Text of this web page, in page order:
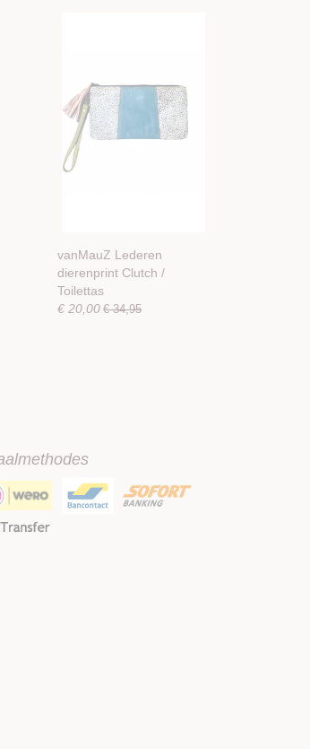
vanMauZ Lederen
dierenprint Clutch /
Toilettas
€ 20,00 € 34,95